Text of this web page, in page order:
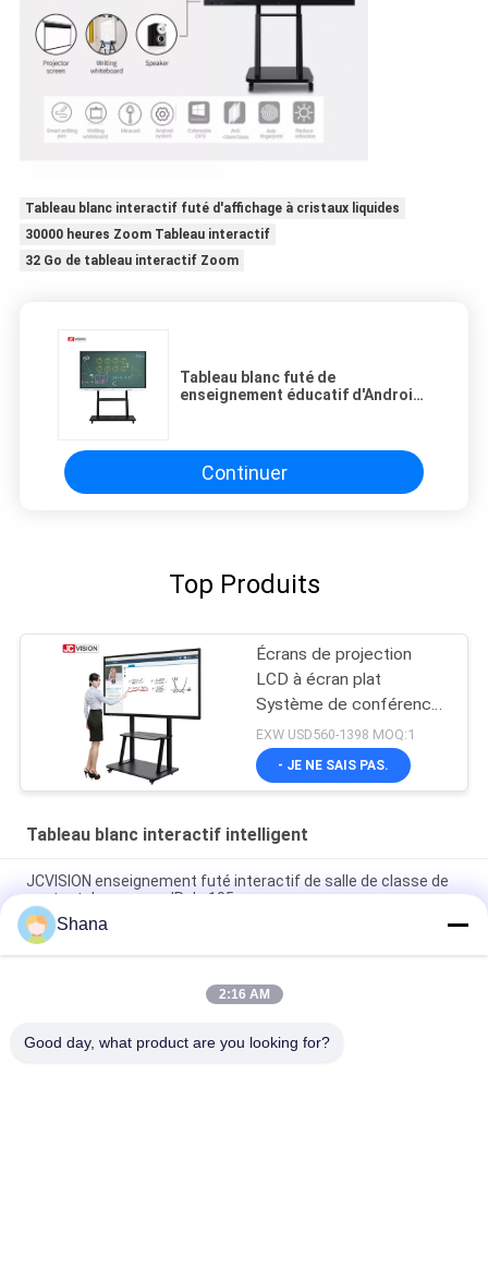
Tableau blanc interactif futé d'affichage à cristaux liquides
30000 heures Zoom Tableau interactif
32 Go de tableau interactif Zoom
Tableau blanc futé de
enseignement éducatif d'Android
JCVISION
Continuer
Top Produits
Écrans de projection
LCD à écran plat
Système de conférence
20 tactile
EXW USD560-1398 MOQ:1
- JE NE SAIS PAS.
Tableau blanc interactif intelligent
JCVISION enseignement futé interactif de salle de classe de
contact du panneau IR de 105 pouces
Tableau blanc interactif intelligent tout-en-un JCVISION I3 55
pouces avec écran tactile
10 points tactiles Portable Smart Board Zoom Tableau
Shana
2:16 AM
Good day, what product are you looking for?